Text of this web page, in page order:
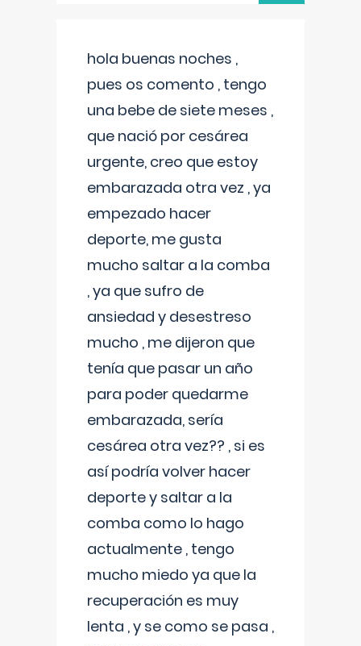
hola buenas noches ,
pues os comento , tengo
una bebe de siete meses ,
que nació por cesárea
urgente, creo que estoy
embarazada otra vez , ya
empezado hacer
deporte, me gusta
mucho saltar a la comba
, ya que sufro de
ansiedad y desestreso
mucho , me dijeron que
tenía que pasar un año
para poder quedarme
embarazada, sería
cesárea otra vez?? , si es
así podría volver hacer
deporte y saltar a la
comba como lo hago
actualmente , tengo
mucho miedo ya que la
recuperación es muy
lenta , y se como se pasa ,